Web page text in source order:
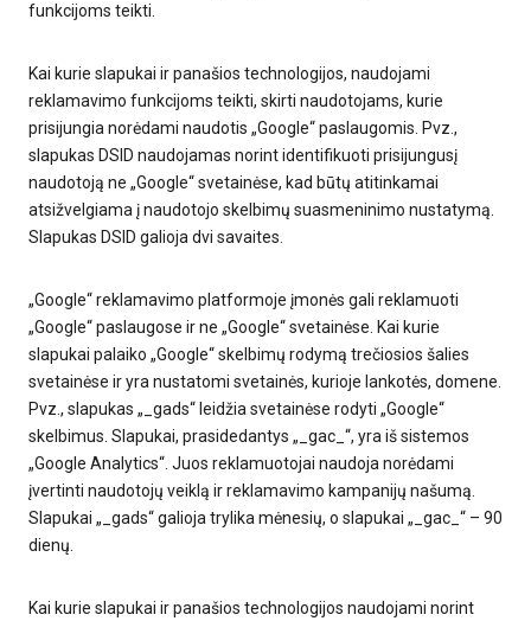
funkcijoms teikti.
Kai kurie slapukai ir panašios technologijos, naudojami
reklamavimo funkcijoms teikti, skirti naudotojams, kurie
prisijungia norėdami naudotis „Google“ paslaugomis. Pvz.,
slapukas DSID naudojamas norint identifikuoti prisijungusį
naudotoją ne „Google“ svetainėse, kad būtų atitinkamai
atsižvelgiama į naudotojo skelbimų suasmeninimo nustatymą.
Slapukas DSID galioja dvi savaites.
„Google“ reklamavimo platformoje įmonės gali reklamuoti
„Google“ paslaugose ir ne „Google“ svetainėse. Kai kurie
slapukai palaiko „Google“ skelbimų rodymą trečiosios šalies
svetainėse ir yra nustatomi svetainės, kurioje lankotės, domene.
Pvz., slapukas „_gads“ leidžia svetainėse rodyti „Google“
skelbimus. Slapukai, prasidedantys „_gac_“, yra iš sistemos
„Google Analytics“. Juos reklamuotojai naudoja norėdami
įvertinti naudotojų veiklą ir reklamavimo kampanijų našumą.
Slapukai „_gads“ galioja trylika mėnesių, o slapukai „_gac_“ – 90
dienų.
Kai kurie slapukai ir panašios technologijos naudojami norint